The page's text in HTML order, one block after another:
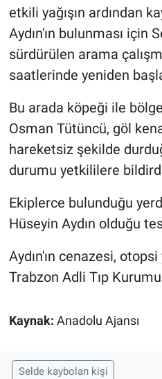
etkili yağışın ardından
Aydın'ın bulunması için
sürdürülen arama
saatlerinde yeniden
Bu arada köpeği ile
Osman Tütüncü, göl
hareketsiz şekilde
durumu yetkililere
Ekiplerce bulunduğu
Hüseyin Aydın olduğu
Aydın'ın cenazesi,
Trabzon Adli Tıp
Kaynak: Anadolu Ajansı
Selde kaybolan kişi